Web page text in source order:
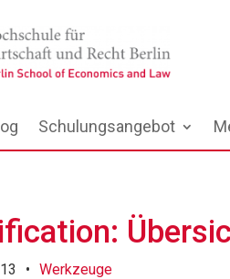
Schulungsangebot
• Werkzeuge